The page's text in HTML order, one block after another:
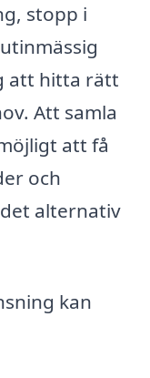
stopp i
att hitta rätt
Att samla
att få
och
alternativ
kan